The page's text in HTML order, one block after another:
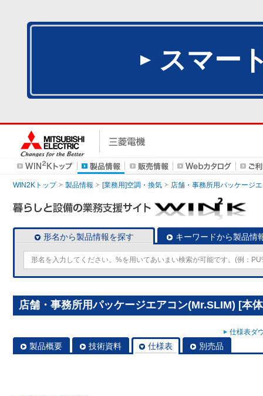
スマー
WIN2Kトップ 製品情報 [業務用]空調・換気 店舗・事務所用パッケージ
形名から製品情報を探す キーワードから製品情
店舗・事務所用パッケージエアコン(Mr.SLIM) [本
仕様表ダ
製品概要 技術資料 仕様表 別売品